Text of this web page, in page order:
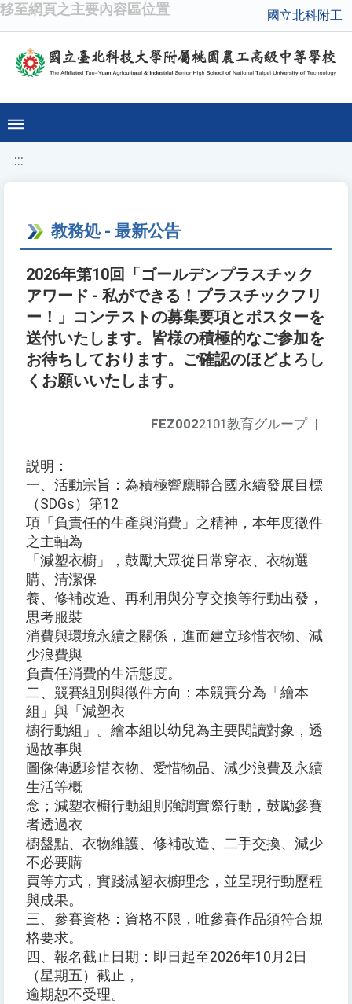
移至網頁之主要內容區位置 國立北科附工
:::
教務処 - 最新公告
2026年第10回「ゴールデンプラスチック
アワード - 私ができる！プラスチックフリ
ー！」コンテストの募集要項とポスターを
送付いたします。皆様の積極的なご参加を
お待ちしております。ご確認のほどよろし
くお願いいたします。
FEZ0022101教育グループ |
説明：
一、活動宗旨：為積極響應聯合國永續發展目標
（SDGs）第12
項「負責任的生產與消費」之精神，本年度徵件
之主軸為
「減塑衣櫥」，鼓勵大眾從日常穿衣、衣物選
購、清潔保
養、修補改造、再利用與分享交換等行動出發，
思考服裝
消費與環境永續之關係，進而建立珍惜衣物、減
少浪費與
負責任消費的生活態度。
二、競賽組別與徵件方向：本競賽分為「繪本
組」與「減塑衣
櫥行動組」。繪本組以幼兒為主要閱讀對象，透
過故事與
圖像傳遞珍惜衣物、愛惜物品、減少浪費及永續
生活等概
念；減塑衣櫥行動組則強調實際行動，鼓勵參賽
者透過衣
櫥盤點、衣物維護、修補改造、二手交換、減少
不必要購
買等方式，實踐減塑衣櫥理念，並呈現行動歷程
與成果。
三、參賽資格：資格不限，唯參賽作品須符合規
格要求。
四、報名截止日期：即日起至2026年10月2日
（星期五）截止，
逾期恕不受理。